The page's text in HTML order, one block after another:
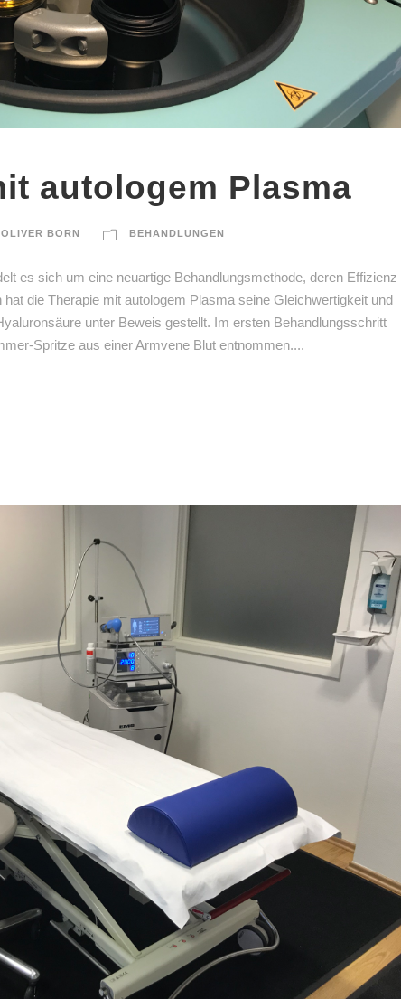
autologem Plasma
BORN BEHANDLUNGEN
es sich um eine neuartige Behandlungsmethode, deren Effizienz
die Therapie mit autologem Plasma seine Gleichwertigkeit und
unter Beweis gestellt. Im ersten Behandlungsschritt
Spritze aus einer Armvene Blut entnommen....